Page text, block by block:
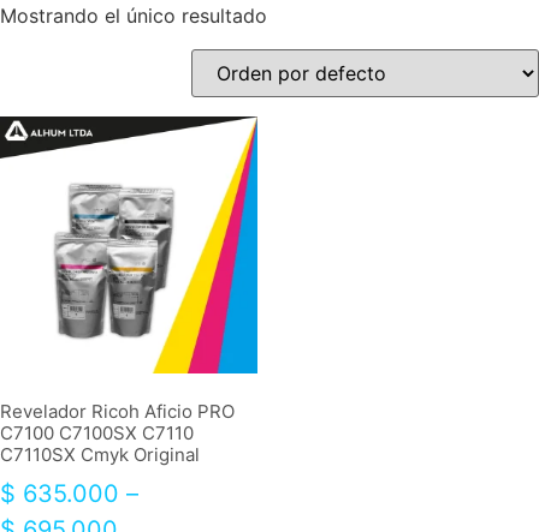
Mostrando el único resultado
Revelador Ricoh Aficio PRO
C7100 C7100SX C7110
C7110SX Cmyk Original
$ 635.000 –